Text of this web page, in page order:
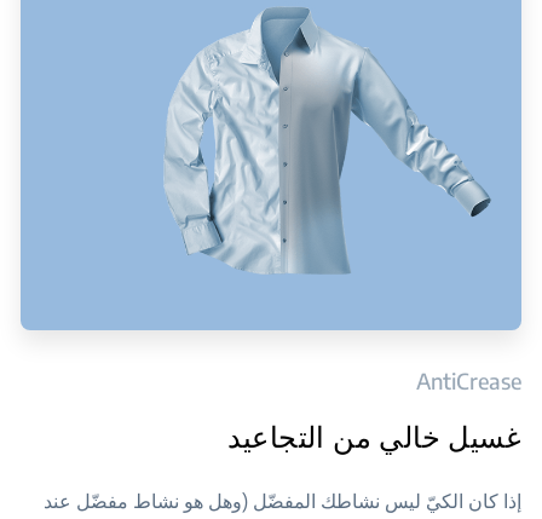
AntiCrease
غسيل خالي من التجاعيد
إذا كان الكيّ ليس نشاطك المفضّل (وهل هو نشاط مفضّل عند